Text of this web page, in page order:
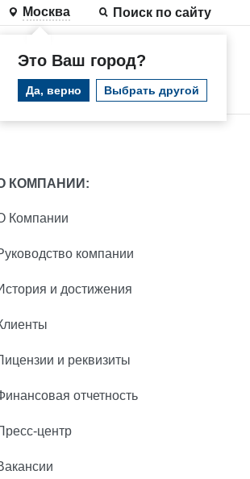
Москва
Это Ваш город?
Да, верно Выбрать другой
Поиск по сайту
КОМПАНИИ:
Компании
компании
и достижения
и реквизиты
отчетность
центр